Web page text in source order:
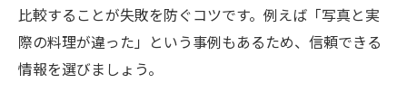
比較することが失敗を防ぐコツです。例えば「写真と実
際の料理が違った」という事例もあるため、信頼できる
情報を選びましょう。